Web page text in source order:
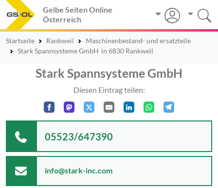
Gelbe Seiten Online
Österreich
Startseite Rankweil
Maschinenbestand- und ersatzteile
Stark Spannsysteme GmbH in 6830 Rankweil
Stark Spannsysteme GmbH
Diesen Eintrag teilen:
05523/647390
info@stark-inc.com